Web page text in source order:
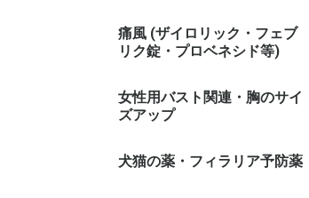
痛風 (ザイロリック・フェブ
リク錠・プロベネシド等)
女性用バスト関連・胸のサイ
ズアップ
犬猫の薬・フィラリア予防薬